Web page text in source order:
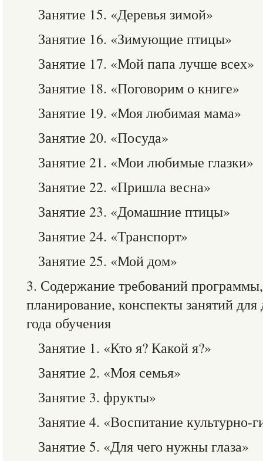
Занятие 15. «Деревья зимой»
Занятие 16. «Зимующие птицы»
Занятие 17. «Мой папа лучше всех»
Занятие 18. «Поговорим о книге»
Занятие 19. «Моя любимая мама»
Занятие 20. «Посуда»
Занятие 21. «Мои любимые глазки»
Занятие 22. «Пришла весна»
Занятие 23. «Домашние птицы»
Занятие 24. «Транспорт»
Занятие 25. «Мой дом»
3. Содержание требований
планирование, конспекты занятий
года обучения
Занятие 1. «Кто я? Какой я?»
Занятие 2. «Моя семья»
Занятие 3. фрукты»
Занятие 4. «Воспитание культурно-
Занятие 5. «Для чего нужны глаза»